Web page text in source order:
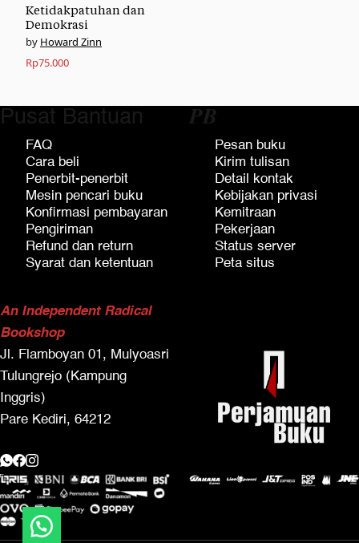
Ketidakpatuhan dan
Demokrasi
Howard Zinn
Rp75.000
Pusat Bantuan
FAQ
Cara beli
Penerbit-penerbit
Mesin pencari buku
Konfirmasi pembayaran
Pengiriman
Refund dan return
Syarat dan ketentuan
𝑷𝑩
Pesan buku
Kirim tulisan
Detail kontak
Kebijakan privasi
Kemitraan
Pekerjaan
Status server
Peta situs
An Independent Radical
Bookshop
Jl. Flamboyan 01, Mulyoasri
Tulungrejo (Kampung
Inggris)
Pare Kediri, 64212